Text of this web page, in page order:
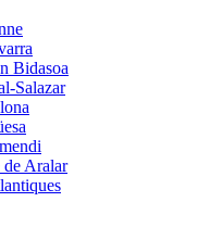
Bidasoa
Salazar
Aralar